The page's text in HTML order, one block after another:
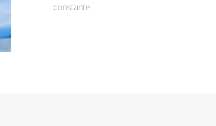
constante.